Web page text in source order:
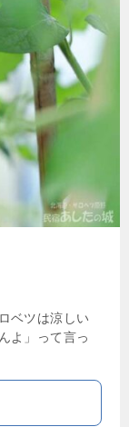
ベツは涼しい
よ」って言っ